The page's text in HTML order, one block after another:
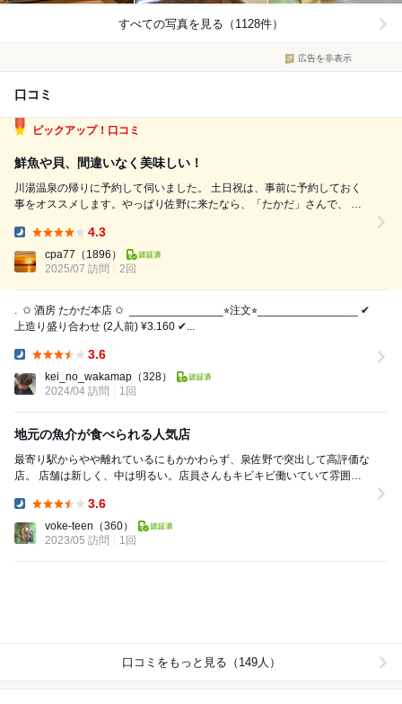
すべての写真を見る（1128件）
広告を非表示
口コミ
ピックアップ！口コミ
鮮魚や貝、間違いなく美味しい！
川湯温泉の帰りに予約して伺いました。 土日祝は、事前に予約しておく
事をオススメします。やっぱり佐野に来たなら、「たかだ」さんで、 美
貝、 ほんと新鮮、身が引き締まっていてコリコリ。 赤貝は水槽に活けて
あります。 海...
4.3
cpa77 （1896）
2025/07 訪問
2回
. ⁡ ✩ 酒房 たかだ本店 ✩ ⁡ _______________⭐︎注文⭐︎________________ ✔︎
上造り盛り合わせ (2人前) ¥3.160 ✔︎...
3.6
kei_no_wakamap （328）
2024/04 訪問
1回
地元の魚介が食べられる人気店
最寄り駅からやや離れているにもかかわらず、泉佐野で突出して高評価な
店。 店舗は新しく、中は明るい。店員さんもキビキビ働いていて雰囲気
3.6
voke-teen （360）
2023/05 訪問
1回
口コミをもっと見る（149人）